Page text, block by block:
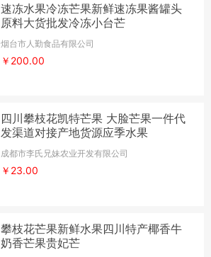
速冻水果冷冻芒果新鲜速冻果酱罐头
原料大货批发冷冻小台芒
烟台市人勤食品有限公司
￥200.00
四川攀枝花凯特芒果 大脸芒果一件代
发渠道对接产地货源应季水果
成都市李氏兄妹农业开发有限公司
￥23.00
攀枝花芒果新鲜水果四川特产椰香牛
奶香芒果贵妃芒